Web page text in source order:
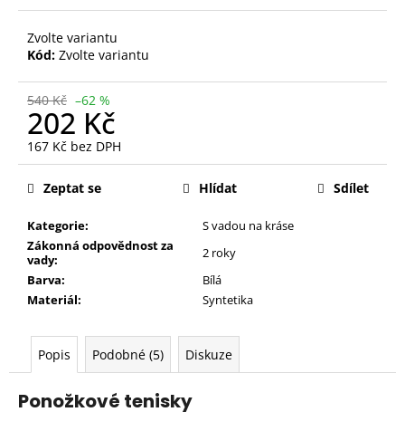
Zvolte variantu
Kód: Zvolte variantu
540 Kč –62 %
202 Kč
167 Kč bez DPH
Měrná
Kategorie:
S vadou na kráse
Zákonná odpovědnost za
vady:
2 roky
Barva:
Bílá
Materiál:
Syntetika
Zeptat se Hlídat Sdílet
Popis Podobné (5) Diskuze
Ponožkové tenisky